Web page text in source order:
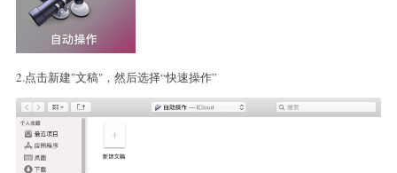
2.点击新建"文稿"，然后选择“快速操作”